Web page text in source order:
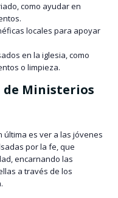
como ayudar en
locales para apoyar
en la iglesia, como
o limpieza.
de Ministerios
última es ver a las jóvenes
por la fe, que
encarnando las
a través de los